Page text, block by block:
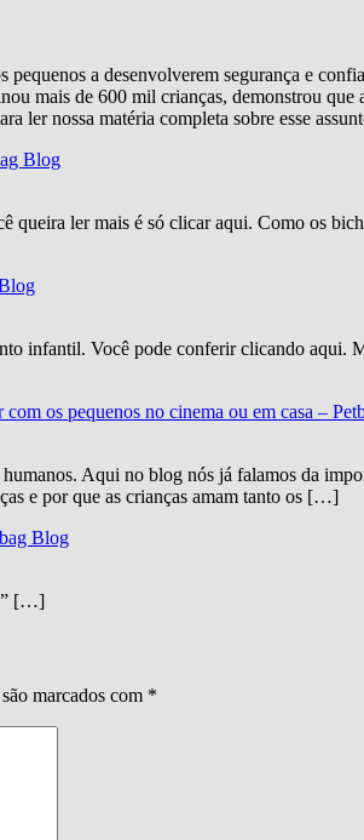
a desenvolverem segurança e
mais de 600 mil crianças, demonstrou que
ler nossa matéria completa sobre esse
Blog
ler mais é só clicar aqui. Como os
infantil. Você pode conferir clicando aqui.
os pequenos no cinema ou em casa –
Aqui no blog nós já falamos da
e por que as crianças amam tanto os […]
Blog
[…]
marcados com *